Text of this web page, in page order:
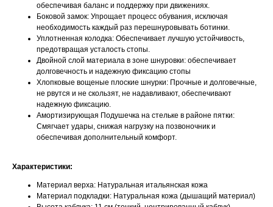
обеспечивая баланс и поддержку при движениях.
Боковой замок: Упрощает процесс обувания, исключая
необходимость каждый раз перешнуровывать ботинки.
Уплотненная колодка: Обеспечивает лучшую устойчивость,
предотвращая усталость стопы.
Двойной слой материала в зоне шнуровки: обеспечивает
долговечность и надежную фиксацию стопы
Хлопковые вощеные плоские шнурки: Прочные и долговечные,
не рвутся и не скользят, не надавливают, обеспечивают
надежную фиксацию.
Амортизирующая Подушечка на стельке в районе пятки:
Смягчает удары, снижая нагрузку на позвоночник и
обеспечивая дополнительный комфорт.
Характеристики:
Материал верха: Натуральная итальянская кожа
Материал подкладки: Натуральная кожа (дышащий материал)